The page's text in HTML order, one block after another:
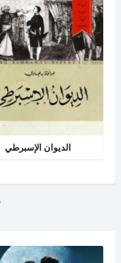
الديوان الإسبرطي